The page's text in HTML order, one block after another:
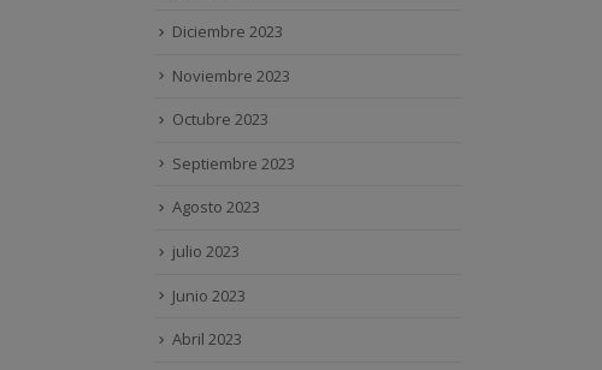
Diciembre 2023
Noviembre 2023
Octubre 2023
Septiembre 2023
Agosto 2023
julio 2023
Junio 2023
Abril 2023